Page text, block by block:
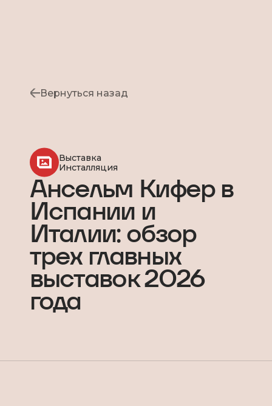
Вернуться назад
Выставка
Инсталляция
Ансельм Кифер в
Испании и
Италии: обзор
трех главных
выставок 2026
года